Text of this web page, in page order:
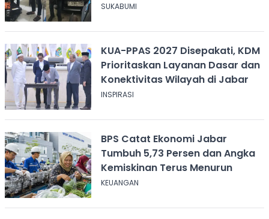
SUKABUMI
KUA-PPAS 2027 Disepakati, KDM
Prioritaskan Layanan Dasar dan
Konektivitas Wilayah di Jabar
INSPIRASI
BPS Catat Ekonomi Jabar
Tumbuh 5,73 Persen dan Angka
Kemiskinan Terus Menurun
KEUANGAN